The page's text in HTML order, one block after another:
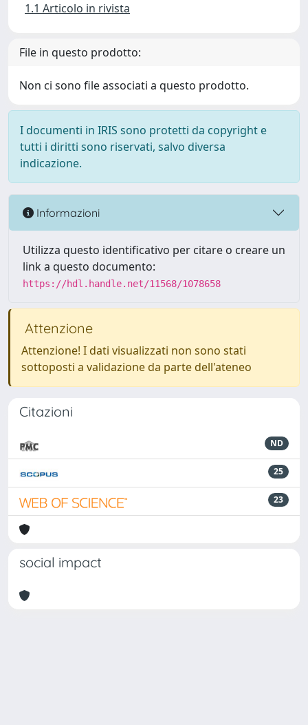
1.1 Articolo in rivista
File in questo prodotto:
Non ci sono file associati a questo prodotto.
I documenti in IRIS sono protetti da copyright e
tutti i diritti sono riservati, salvo diversa
indicazione.
Informazioni
Utilizza questo identificativo per citare o creare un
link a questo documento:
https://hdl.handle.net/11568/1078658
Attenzione
Attenzione! I dati visualizzati non sono stati
sottoposti a validazione da parte dell'ateneo
Citazioni
ND
25
23
social impact